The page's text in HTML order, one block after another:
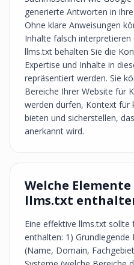
generierte Antworten in
Ohne klare Anweisungen
Inhalte falsch
llms.txt behalten Sie die
Expertise und Inhalte in
repräsentiert werden. Sie
Bereiche Ihrer Website für
werden dürfen, Kontext für
bieten und sicherstellen,
anerkannt wird.
Welche
llms.txt
Eine effektive llms.txt sollte
enthalten: 1)
(Name, Domain,